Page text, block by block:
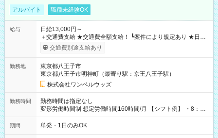
アルバイト 職種未経験OK
給与
日給13,000円～
＋交通費支給 ★交通費全額支給！ ┗案件により規定あり ★日払
いOK！（規定あり） ┗働いたその日に現金GET♪ お仕事後はコ
ンビニATMから 日払い分を引き落とせます！ 【試用期間】試
交通費別途支給あり
勤務地
東京都八王子市
東京都八王子市明神町（最寄り駅：京王八王子駅）
株式会社ワンベルウッズ
勤務時間
勤務時間は指定なし
変形労働時間制 想定労働時間160時間/月 【シフト例】 ・8：00
～21：00
期間 単発・1日のみOK